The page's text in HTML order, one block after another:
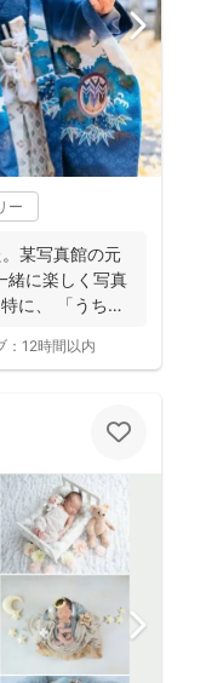
ー
某写真館の元
緒に楽しく写真
に、 「うち
12時間以内